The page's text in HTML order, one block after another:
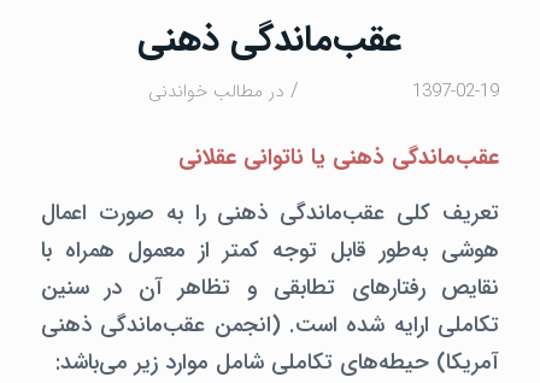
عقب‌ماندگی ذهنی
1397-02-19
/ در مطالب خواندنی
عقب‌ماندگی ذهنی یا ناتوانی عقلانی
تعریف کلی عقب‌ماندگی ذهنی را به صورت اعمال
هوشی به‌طور قابل توجه کمتر از معمول همراه با
نقایص رفتارهای تطابقی و تظاهر آن در سنین
تکاملی ارایه شده است. (انجمن عقب‌ماندگی ذهنی
آمریکا) حیطه‌های تکاملی شامل موارد زیر می‌باشد: